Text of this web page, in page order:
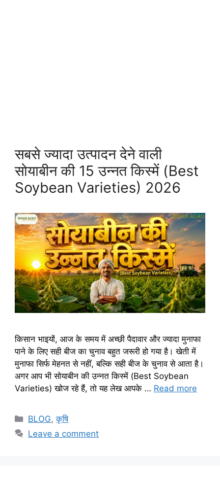
सबसे ज्यादा उत्पादन देने वाली
सोयाबीन की 15 उन्नत किस्में (Best
Soybean Varieties) 2026
किसान भाइयों, आज के समय में अच्छी पैदावार और ज्यादा मुनाफा
पाने के लिए सही बीज का चुनाव बहुत जरूरी हो गया है। खेती में
मुनाफा सिर्फ मेहनत से नहीं, बल्कि सही बीज के चुनाव से आता है।
अगर आप भी सोयाबीन की उन्नत किस्में (Best Soybean
Varieties) खोज रहे हैं, तो यह लेख आपके … Read more
BLOG,कृषि
Leave a comment